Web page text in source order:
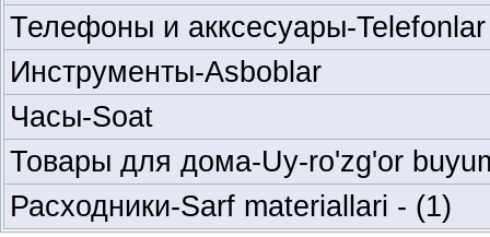
Телефоны и акксесуары-
Инструменты-Asboblar
Часы-Soat
Товары для дома-Uy-ro'zg'or
Расходники-Sarf materiallari - (1)